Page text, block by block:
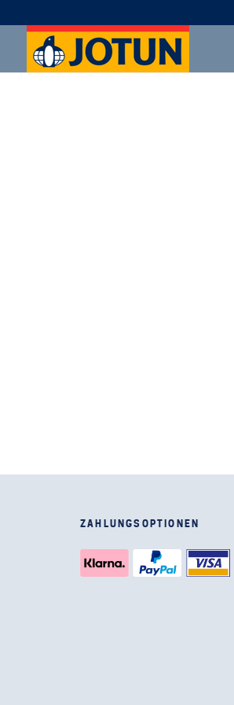
ZAHLUNGSOPTIONEN